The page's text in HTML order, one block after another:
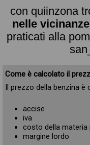
con quiinzona
nelle vicinanze
praticati alla
Come è calcolato il
Il prezzo della benzina
accise
iva
costo della materia
margine lordo